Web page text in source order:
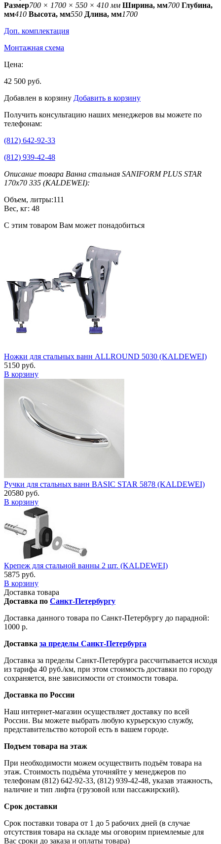
Размер700 × 1700 × 550 × 410 мм Ширина, мм700 Глубина,
мм410 Высота, мм550 Длина, мм1700
Доп. комплектация
Монтажная схема
Цена:
42 500 руб.
Добавлен в корзину Добавить в корзину
Получить консультацию наших менеджеров вы можете по
телефонам:
(812) 642-92-33
(812) 939-42-48
Описание товара Ванна стальная SANIFORM PLUS STAR
170х70 335 (KALDEWEI):
Объем, литры:111
Вес, кг: 48
С этим товаром Вам может понадобиться
Ножки для стальных ванн ALLROUND 5030 (KALDEWEI)
5150 руб.
В корзину
Ручки для стальных ванн BASIC STAR 5878 (KALDEWEI)
20580 руб.
В корзину
Крепеж для стальной ванны 2 шт. (KALDEWEI)
5875 руб.
В корзину
Доставка товара
Доставка по Санкт-Петербургу
Доставка данного товара по Санкт-Петербургу до парадной:
1000 р.
Доставка за пределы Санкт-Петербурга
Доставка за пределы Санкт-Петербурга рассчитывается исходя
из тарифа 40 руб./км, при этом стоимость доставки по городу
сохраняется, вне зависимости от стоимости товара.
Доставка по России
Наш интернет-магазин осуществляет доставку по всей
России. Вы можете выбрать любую курьерскую службу,
представительство которой есть в вашем городе.
Подъем товара на этаж
При необходимости можем осуществить подъём товара на
этаж. Стоимость подъёма уточняйте у менеджеров по
телефонам (812) 642-92-33, (812) 939-42-48, указав этажность,
наличие и тип лифта (грузовой или пассажирский).
Срок доставки
Срок поставки товара от 1 до 5 рабочих дней (в случае
отсутствия товара на складе мы оговорим приемлемые для
Вас сроки до заказа и оплаты товара)